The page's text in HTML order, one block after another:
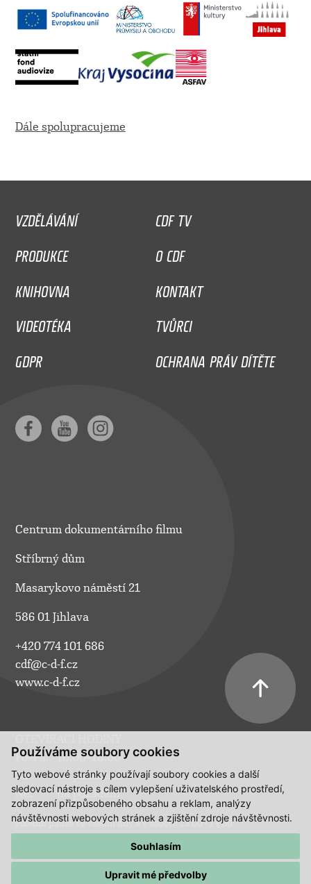
Používáme soubory cookies
Tyto webové stránky používají soubory cookies a další
sledovací nástroje s cílem vylepšení uživatelského prostředí,
zobrazení přizpůsobeného obsahu a reklam, analýzy
návštěvnosti webových stránek a zjištění zdroje návštěvnosti.
Souhlasím
Upravit mé předvolby
Dále spolupracujeme
VZDĚLÁVÁNÍ
CDF TV
PRODUKCE
O CDF
KNIHOVNA
KONTAKT
VIDEOTÉKA
TVŮRCI
GDPR
OCHRANA PRÁV DÍTĚTE
Centrum dokumentárního filmu
Stříbrný dům
Masarykovo náměstí 21
586 01 Jihlava
+420 774 101 686
cdf@c-d-f.cz
www.c-d-f.cz
Po–Pá:
10.00–18.00
So:
na požádání
Ne:
na požádání
Polední pauza ve všední dny a v sobotu 13:00 - 14:00.